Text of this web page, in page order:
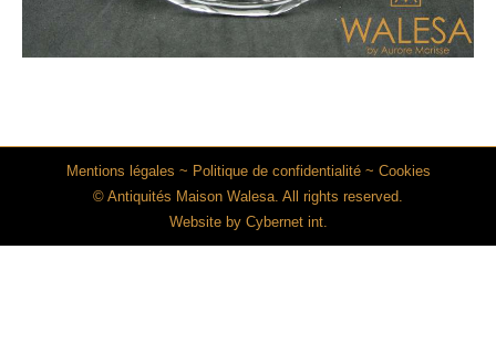
Mentions légales ~ Politique de confidentialité~ Cookies
© Antiquités Maison Walesa. All rights reserved.
Website by Cybernet int.